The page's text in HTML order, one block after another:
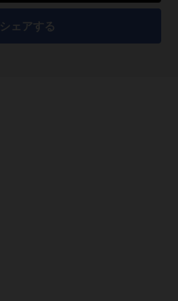
シェアする